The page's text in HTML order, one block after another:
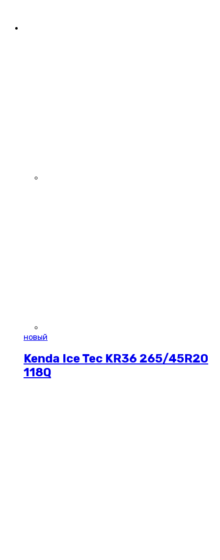
новый
Kenda Ice Tec KR36 265/45R20
118Q